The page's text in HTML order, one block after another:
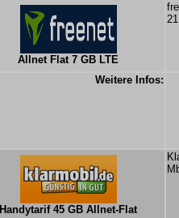
Allnet Flat 7 GB LTE
Weitere Infos:
Handytarif 45 GB Allnet-Flat